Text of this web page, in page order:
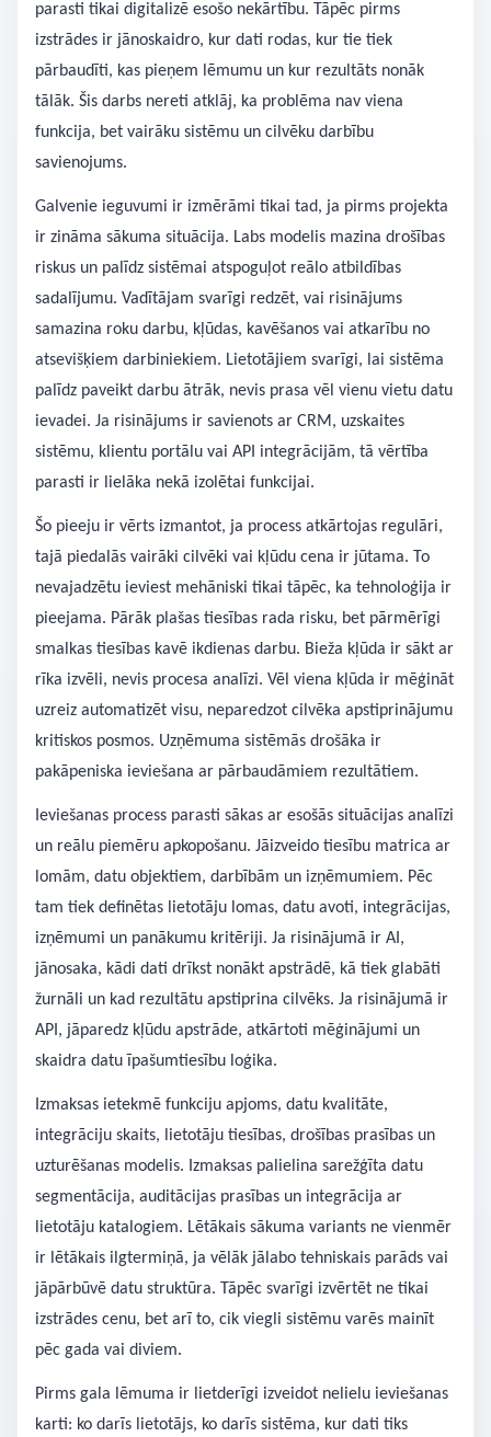
parasti tikai digitalizē esošo nekārtību. Tāpēc pirms
izstrādes ir jānoskaidro, kur dati rodas, kur tie tiek
pārbaudīti, kas pieņem lēmumu un kur rezultāts nonāk
tālāk. Šis darbs nereti atklāj, ka problēma nav viena
funkcija, bet vairāku sistēmu un cilvēku darbību
savienojums.
Galvenie ieguvumi ir izmērāmi tikai tad, ja pirms projekta
ir zināma sākuma situācija. Labs modelis mazina drošības
riskus un palīdz sistēmai atspoguļot reālo atbildības
sadalījumu. Vadītājam svarīgi redzēt, vai risinājums
samazina roku darbu, kļūdas, kavēšanos vai atkarību no
atsevišķiem darbiniekiem. Lietotājiem svarīgi, lai sistēma
palīdz paveikt darbu ātrāk, nevis prasa vēl vienu vietu datu
ievadei. Ja risinājums ir savienots ar CRM, uzskaites
sistēmu, klientu portālu vai API integrācijām, tā vērtība
parasti ir lielāka nekā izolētai funkcijai.
Šo pieeju ir vērts izmantot, ja process atkārtojas regulāri,
tajā piedalās vairāki cilvēki vai kļūdu cena ir jūtama. To
nevajadzētu ieviest mehāniski tikai tāpēc, ka tehnoloģija ir
pieejama. Pārāk plašas tiesības rada risku, bet pārmērīgi
smalkas tiesības kavē ikdienas darbu. Bieža kļūda ir sākt ar
rīka izvēli, nevis procesa analīzi. Vēl viena kļūda ir mēģināt
uzreiz automatizēt visu, neparedzot cilvēka apstiprinājumu
kritiskos posmos. Uzņēmuma sistēmās drošāka ir
pakāpeniska ieviešana ar pārbaudāmiem rezultātiem.
Ieviešanas process parasti sākas ar esošās situācijas analīzi
un reālu piemēru apkopošanu. Jāizveido tiesību matrica ar
lomām, datu objektiem, darbībām un izņēmumiem. Pēc
tam tiek definētas lietotāju lomas, datu avoti, integrācijas,
izņēmumi un panākumu kritēriji. Ja risinājumā ir AI,
jānosaka, kādi dati drīkst nonākt apstrādē, kā tiek glabāti
žurnāli un kad rezultātu apstiprina cilvēks. Ja risinājumā ir
API, jāparedz kļūdu apstrāde, atkārtoti mēģinājumi un
skaidra datu īpašumtiesību loģika.
Izmaksas ietekmē funkciju apjoms, datu kvalitāte,
integrāciju skaits, lietotāju tiesības, drošības prasības un
uzturēšanas modelis. Izmaksas palielina sarežģīta datu
segmentācija, auditācijas prasības un integrācija ar
lietotāju katalogiem. Lētākais sākuma variants ne vienmēr
ir lētākais ilgtermiņā, ja vēlāk jālabo tehniskais parāds vai
jāpārbūvē datu struktūra. Tāpēc svarīgi izvērtēt ne tikai
izstrādes cenu, bet arī to, cik viegli sistēmu varēs mainīt
pēc gada vai diviem.
Pirms gala lēmuma ir lietderīgi izveidot nelielu ieviešanas
karti: ko darīs lietotājs, ko darīs sistēma, kur dati tiks